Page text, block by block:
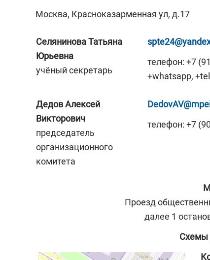
Москва, Красноказарменная ул, д.17
Селянинова Татьяна
Юрьевна
учёный секретарь
телефон: +7
+whatsapp,
Дедов Алексей
Викторович
председатель
организационного
комитета
телефон: +7
Проезд
далее 1
Схемы